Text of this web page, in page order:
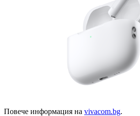
Повече информация на vivacom.bg.